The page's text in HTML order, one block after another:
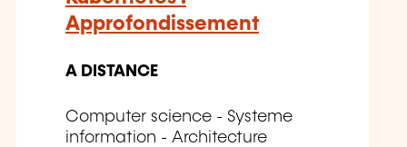
Approfondissement
A DISTANCE
Computer science - Systeme
information - Architecture